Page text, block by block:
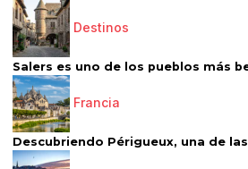
Destinos
Salers es uno de los pueblos más
Francia
Descubriendo Périgueux, una de